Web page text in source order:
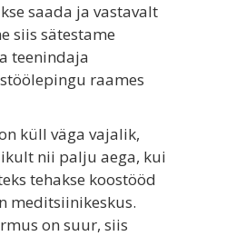
saada ja vastavalt
siis sätestame
teenindaja
raames
küll väga vajalik,
nii palju aega, kui
tehakse koostööd
meditsiinikeskus.
on suur, siis